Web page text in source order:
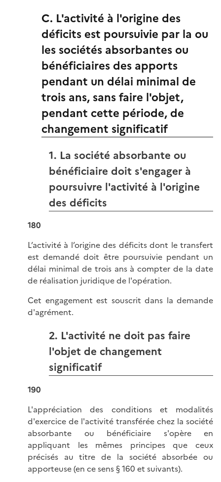
C. L'activité à l'origine des
déficits est poursuivie par la ou
les sociétés absorbantes ou
bénéficiaires des apports
pendant un délai minimal de
trois ans, sans faire l'objet,
pendant cette période, de
changement significatif
1. La société absorbante ou
bénéficiaire doit s'engager à
poursuivre l'activité à l'origine
des déficits
180
L’activité à l’origine des déficits dont le transfert
est demandé doit être poursuivie pendant un
délai minimal de trois ans à compter de la date
de réalisation juridique de l'opération.
Cet engagement est souscrit dans la demande
d'agrément.
2. L'activité ne doit pas faire
l'objet de changement
significatif
190
L'appréciation des conditions et modalités
d'exercice de l'activité transférée chez la société
absorbante ou bénéficiaire s'opère en
appliquant les mêmes principes que ceux
précisés au titre de la société absorbée ou
apporteuse (en ce sens § 160 et suivants).